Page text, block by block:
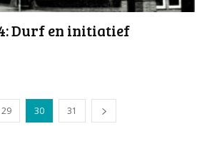
Durf en initiatief
29 30 31